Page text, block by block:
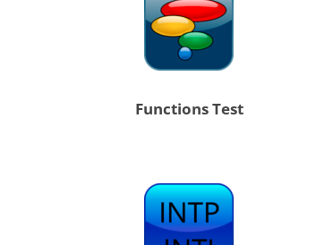
Functions Test